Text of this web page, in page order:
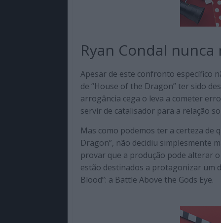
Ryan Condal
Apesar de este confronto específico
de “House of the Dragon” ter sido
arrogância cega o leva a cometer
servir de catalisador para a relação
Mas como podemos ter a certeza de
Dragon”, não decidiu simplesmente
provar que a produção pode alterar
estão destinados a protagonizar um
Blood”: a Battle Above the Gods Eye.